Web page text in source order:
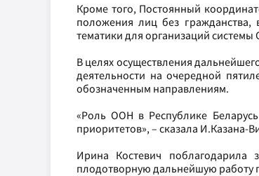
Кроме того, Постоянный
положения лиц без гражданства,
тематики для организаций
В целях осуществления
деятельности на очередной
обозначенным направлениям.
«Роль ООН в Республике
приоритетов», – сказала И.Казана-
Ирина Костевич
плодотворную дальнейшую работу